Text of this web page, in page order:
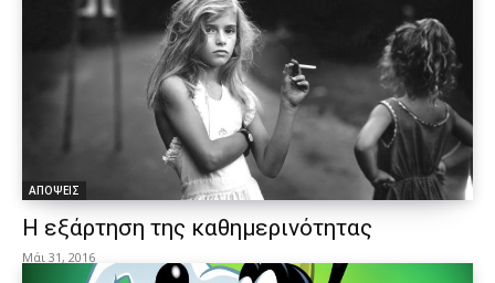
ΑΠΟΨΕΙΣ
Η εξάρτηση της καθημερινότητας
Μάι 31, 2016